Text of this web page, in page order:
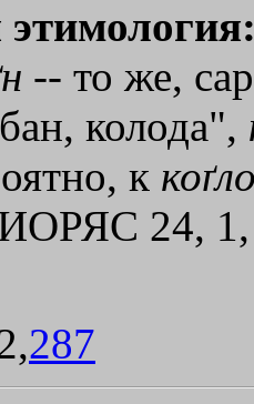
-- то же,
колода",
к
24, 1,
287